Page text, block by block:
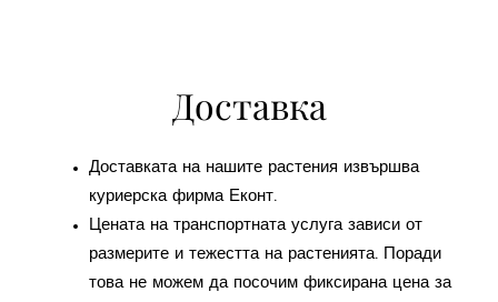
Доставка
Доставката на нашите растения извършва
куриерска фирма Еконт.
Цената на транспортната услуга зависи от
размерите и тежестта на растенията. Поради
това не можем да посочим фиксирана цена за